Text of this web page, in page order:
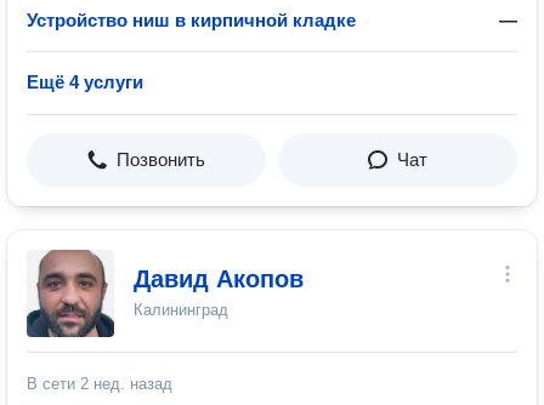
Устройство ниш в кирпичной кладке —
Ещё 4 услуги
Позвонить Чат
Давид Акопов
Калининград
В сети 2 нед. назад